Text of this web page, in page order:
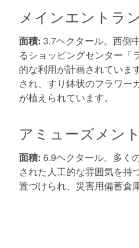
メインエントラ
面積: 3.7ヘクタール。西側
るショッピングセンター「
的な利用が計画されていま
され、すり鉢状のフラワー
が植えられています。
アミューズメン
面積: 6.9ヘクタール。多く
された人工的な雰囲気を持
置づけられ、災害用備蓄倉